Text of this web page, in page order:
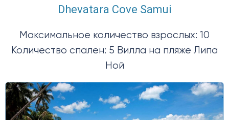
Dhevatara Cove Samui
Максимальное количество взрослых: 10
Количество спален: 5 Вилла на пляже Липа
Ной